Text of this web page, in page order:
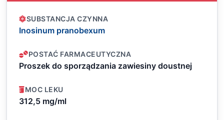
SUBSTANCJA CZYNNA
Inosinum pranobexum
POSTAĆ FARMACEUTYCZNA
Proszek do sporządzania zawiesiny doustnej
MOC LEKU
312,5 mg/ml